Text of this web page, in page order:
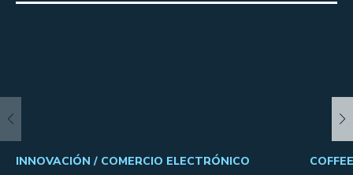
INNOVACIÓN / COMERCIO ELECTRÓNICO